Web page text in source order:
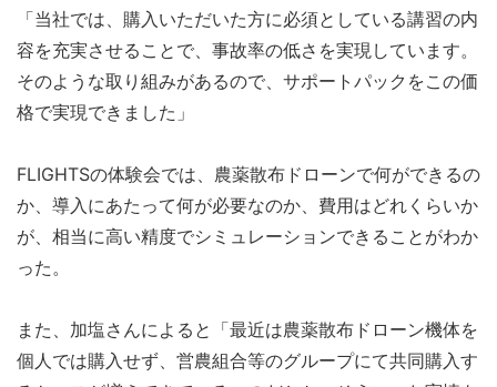
「当社では、購入いただいた方に必須としている講習の内
容を充実させることで、事故率の低さを実現しています。
そのような取り組みがあるので、サポートパックをこの価
格で実現できました」
FLIGHTSの体験会では、農薬散布ドローンで何ができるの
か、導入にあたって何が必要なのか、費用はどれくらいか
が、相当に高い精度でシミュレーションできることがわか
った。
また、加塩さんによると「最近は農薬散布ドローン機体を
個人では購入せず、営農組合等のグループにて共同購入す